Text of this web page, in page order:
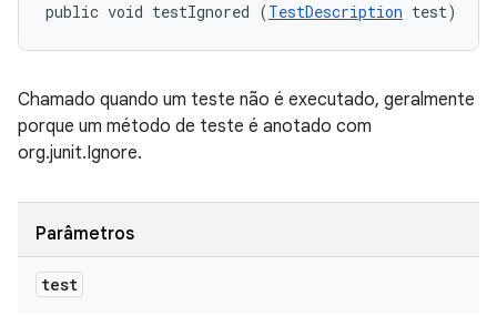
public void testIgnored (TestDescription test)
Chamado quando um teste não é executado, geralmente
porque um método de teste é anotado com
org.junit.Ignore.
Parâmetros
test